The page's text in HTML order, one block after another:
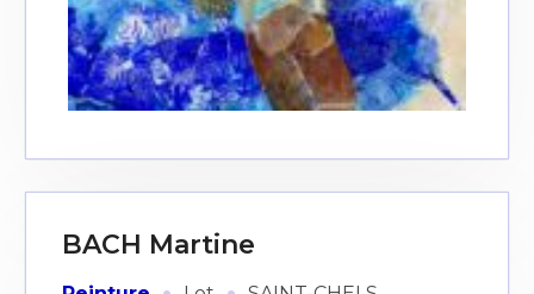
BACH Martine